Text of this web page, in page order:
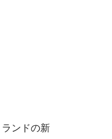
ンドの新